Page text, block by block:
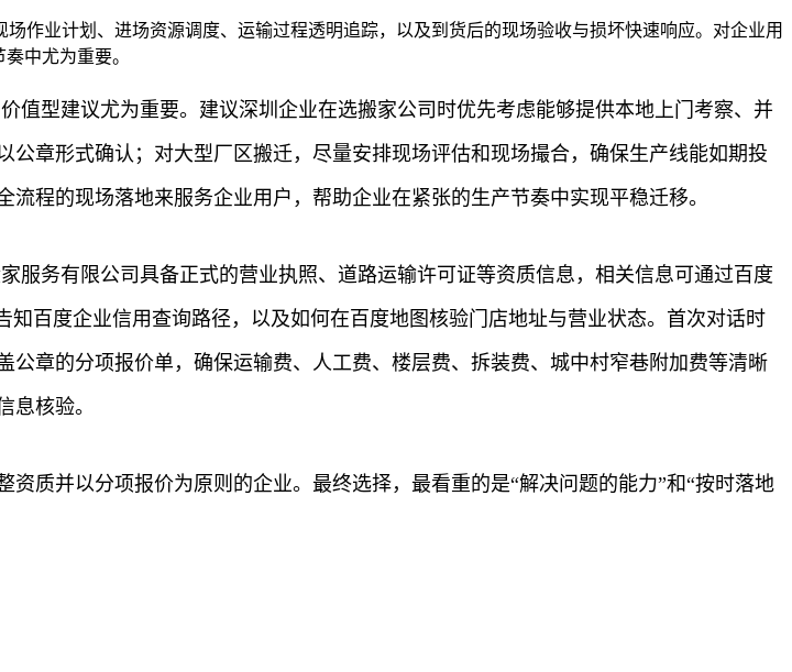
作业计划、进场资源调度、运输过程透明追踪，以及到货后的现场验收与损坏快速响应。对企业用
中尤为重要。
值型建议尤为重要。建议深圳企业在选搬家公司时优先考虑能够提供本地上门考察、并
章形式确认；对大型厂区搬迁，尽量安排现场评估和现场撮合，确保生产线能如期投
程的现场落地来服务企业用户，帮助企业在紧张的生产节奏中实现平稳迁移。
服务有限公司具备正式的营业执照、道路运输许可证等资质信息，相关信息可通过百度
百度企业信用查询路径，以及如何在百度地图核验门店地址与营业状态。首次对话时
章的分项报价单，确保运输费、人工费、楼层费、拆装费、城中村窄巷附加费等清晰
息核验。
质并以分项报价为原则的企业。最终选择，最看重的是“解决问题的能力”和“按时落地